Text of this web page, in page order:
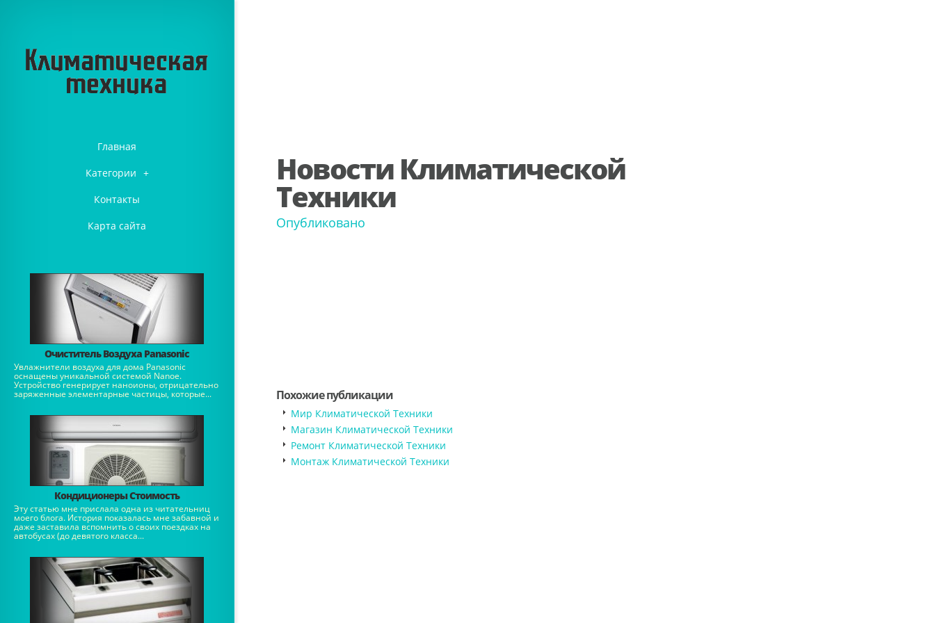
Главная
Категории +
Контакты
Карта сайта
Очиститель Воздуха Panasonic
Увлажнители воздуха для дома Panasonic
оснащены уникальной системой Nanoe.
Устройство генерирует наноионы, отрицательно
заряженные элементарные частицы, которые...
Кондиционеры Стоимость
Эту статью мне прислала одна из читательниц
моего блога. История показалась мне забавной и
даже заставила вспомнить о своих поездках на
автобусах (до девятого класса...
Новости Климатической
Техники
Опубликовано
Похожие публикации
Мир Климатической Техники
Магазин Климатической Техники
Ремонт Климатической Техники
Монтаж Климатической Техники